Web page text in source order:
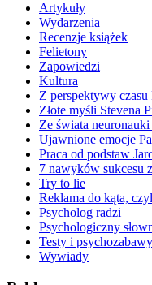
Artykuły
Wydarzenia
Recenzje książek
Felietony
Zapowiedzi
Kultura
Z perspektywy
Złote myśli Stevena
Ze świata
Ujawnione emocje
Praca od podstaw
7 nawyków sukcesu
Try to lie
Reklama do kąta,
Psycholog radzi
Psychologiczny
Testy i psychozabawy
Wywiady